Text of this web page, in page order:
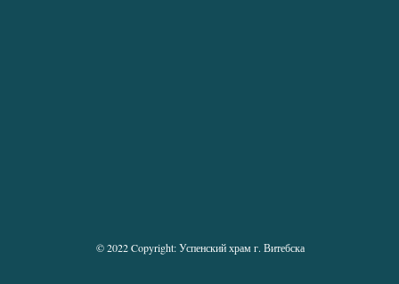
© 2022 Copyright: Успенский храм г. Витебска